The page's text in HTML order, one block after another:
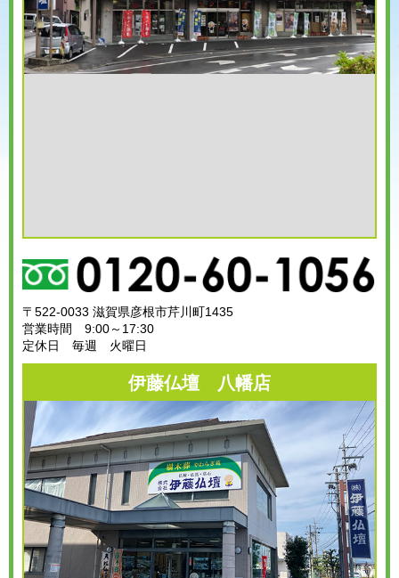
〒522-0033 滋賀県彦根市芹川町1435
営業時間 9:00～17:30
定休日 毎週 火曜日
伊藤仏壇 八幡店